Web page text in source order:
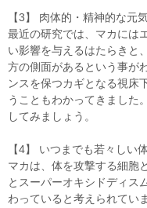
【3】 肉体的・精神的な元
最近の研究では、マカには
い影響を与えるはたらきと
方の側面があるという事が
ンスを保つカギとなる視床
うこともわかってきました
してみましょう。
【4】 いつまでも若々しい
マカは、体を攻撃する細胞
とスーパーオキシドディス
わっていると考えられてい